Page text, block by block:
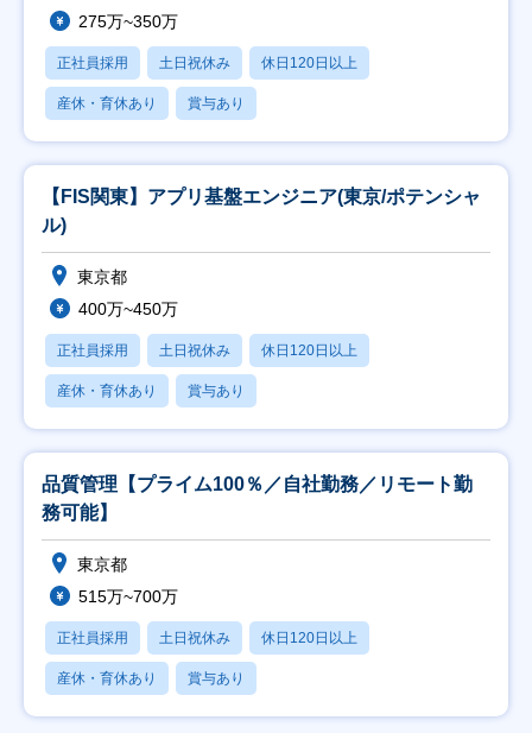
275万~350万
正社員採用 土日祝休み 休日120日以上
産休・育休あり 賞与あり
【FIS関東】アプリ基盤エンジニア(東京/ポテンシャ
ル)
東京都
400万~450万
正社員採用 土日祝休み 休日120日以上
産休・育休あり 賞与あり
品質管理【プライム100％／自社勤務／リモート勤
務可能】
東京都
515万~700万
正社員採用 土日祝休み 休日120日以上
産休・育休あり 賞与あり